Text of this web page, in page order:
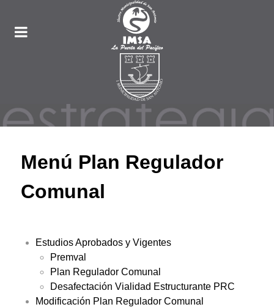
Menú Plan Regulador
Comunal
Estudios Aprobados y Vigentes
Premval
Plan Regulador Comunal
Desafectación Vialidad Estructurante PRC
Modificación Plan Regulador Comunal